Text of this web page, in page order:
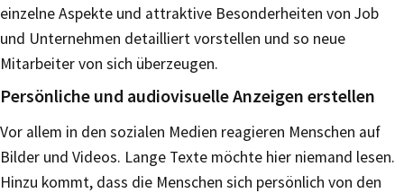
einzelne Aspekte und attraktive Besonderheiten von Job
und Unternehmen detailliert vorstellen und so neue
Mitarbeiter von sich überzeugen.
Persönliche und audiovisuelle Anzeigen erstellen
Vor allem in den sozialen Medien reagieren Menschen auf
Bilder und Videos. Lange Texte möchte hier niemand lesen.
Hinzu kommt, dass die Menschen sich persönlich von den